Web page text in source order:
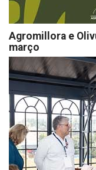
Agromillora e
março